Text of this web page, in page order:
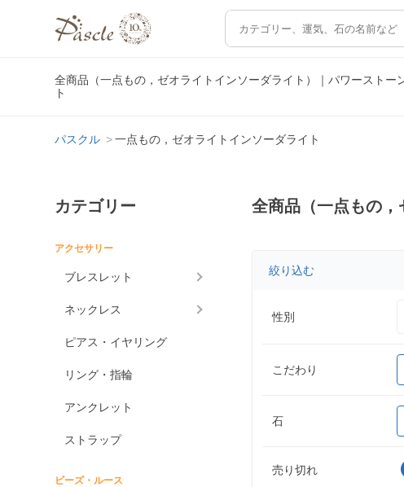
全商品（一点もの，ゼオライトインソーダライト）｜パワースト
ト
パスクル 一点もの，ゼオライトインソーダライト
カテゴリー
アクセサリー
ブレスレット
ネックレス
ピアス・イヤリング
リング・指輪
アンクレット
ストラップ
ビーズ・ルース
全商品（一点もの，
絞り込む
性別
こだわり
石
売り切れ